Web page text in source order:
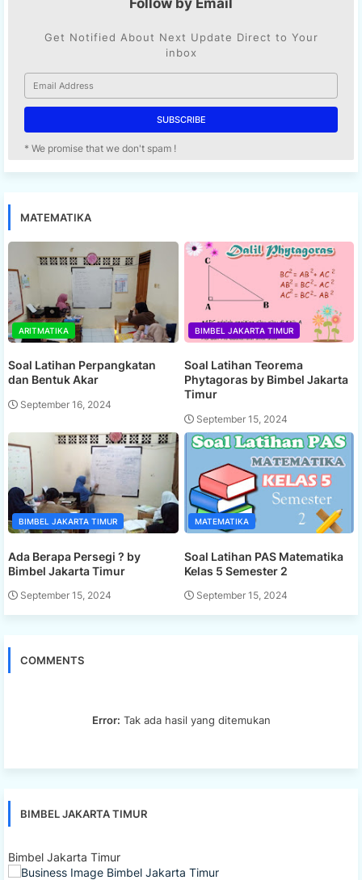
Get Notified About Next Update Direct to Your
inbox
* We promise that we don't spam !
MATEMATIKA
ARITMATIKA
Soal Latihan Perpangkatan
dan Bentuk Akar
September 16, 2024
BIMBEL JAKARTA TIMUR
Soal Latihan Teorema
Phytagoras by Bimbel Jakarta
Timur
September 15, 2024
BIMBEL JAKARTA TIMUR
Ada Berapa Persegi ? by
Bimbel Jakarta Timur
September 15, 2024
MATEMATIKA
Soal Latihan PAS Matematika
Kelas 5 Semester 2
September 15, 2024
COMMENTS
Error: Tak ada hasil yang ditemukan
BIMBEL JAKARTA TIMUR
Bimbel Jakarta Timur